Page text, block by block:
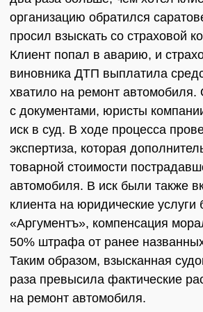
организацию обратился
просил взыскать со страховой
Клиент попал в аварию, и
виновника ДТП выплатила
хватило на ремонт
с документами, юристы
иск в суд. В ходе процесса
экспертиза, которая
товарной стоимости
автомобиля. В иск были также
клиента на юридические услуги
«Аргументъ», компенсация
50% штрафа от ранее
Таким образом, взысканная
раза превысила фактические
на ремонт автомобиля.